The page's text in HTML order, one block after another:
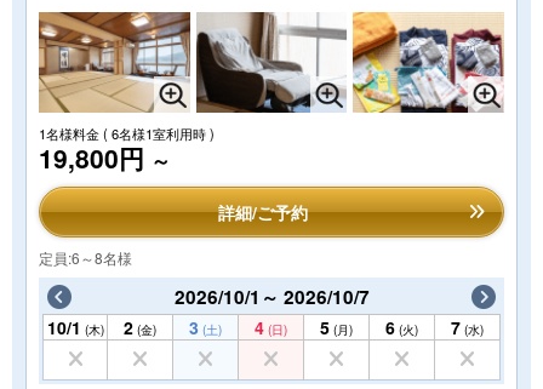
1名様料金( 6名様1室利用時 )
19,800円 ～
詳細/ご予約
定員:6～8名様
2026/10/1～ 2026/10/7
10/1 (木) 2 (金) 3 (土) 4 (日) 5 (月) 6 (火) 7 (水)